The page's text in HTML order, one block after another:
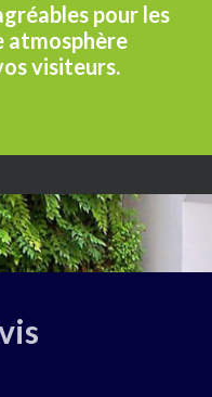
pour les
atmosphère
visiteurs.